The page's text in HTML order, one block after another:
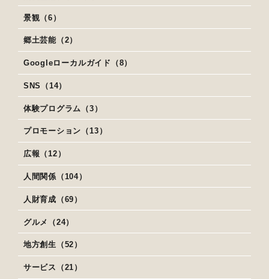
景観（6）
郷土芸能（2）
Googleローカルガイド（8）
SNS（14）
体験プログラム（3）
プロモーション（13）
広報（12）
人間関係（104）
人財育成（69）
グルメ（24）
地方創生（52）
サービス（21）